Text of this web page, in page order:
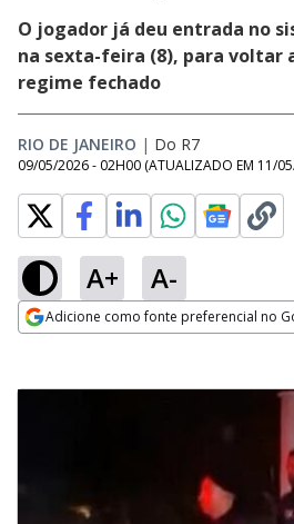
O jogador já deu entrada no
na sexta-feira (8), para voltar
regime fechado
RIO DE JANEIRO | Do R7
09/05/2026 - 02H00 (ATUALIZADO EM 11/
A+ A-
Adicione como fonte preferencial no